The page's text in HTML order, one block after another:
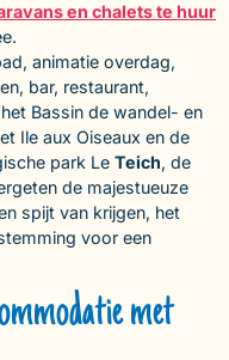
en chalets te huur
animatie overdag,
bar, restaurant,
Bassin de wandel- en
Ile aux Oiseaux en de
park Le Teich, de
de majestueuze
spijt van krijgen, het
voor een
met